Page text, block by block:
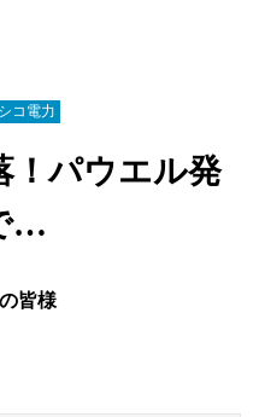
コ電力
！パウエル発
…
皆様